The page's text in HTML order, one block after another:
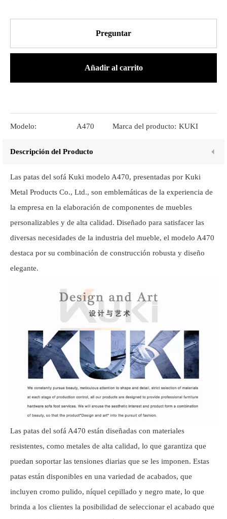
Preguntar
Añadir al carrito
Modelo: A470 Marca del producto: KUKI
Descripción del Producto
Las patas del sofá Kuki modelo A470, presentadas por Kuki
Metal Products Co., Ltd., son emblemáticas de la experiencia de
la empresa en la elaboración de componentes de muebles
personalizables y de alta calidad. Diseñado para satisfacer las
diversas necesidades de la industria del mueble, el modelo A470
destaca por su combinación de construcción robusta y diseño
elegante.
Las patas del sofá A470 están diseñadas con materiales
resistentes, como metales de alta calidad, lo que garantiza que
puedan soportar las tensiones diarias que se les imponen. Estas
patas están disponibles en una variedad de acabados, que
incluyen cromo pulido, níquel cepillado y negro mate, lo que
brinda a los clientes la posibilidad de seleccionar el acabado que